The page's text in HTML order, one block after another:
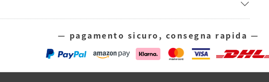
— pagamento sicuro, consegna rapida —